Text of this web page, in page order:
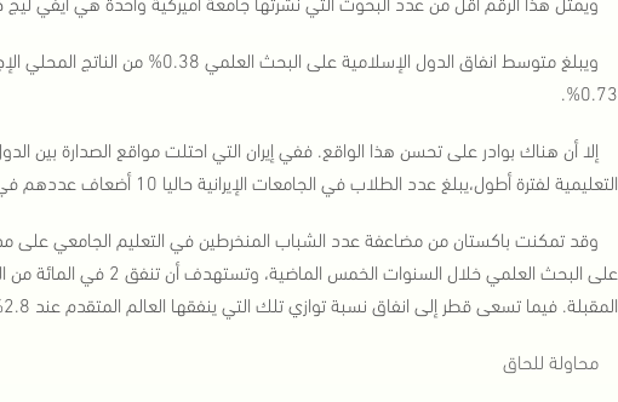
ويبلغ متوسط انفاق الدول الإسلامية على
0.73%.
إلا أن هناك بوادر على تحسن هذا الواقع. ففي إيران التي احتلت مواقع الصدارة بين
التعليمية لفترة أطول،يبلغ عدد الطلاب في الجامعات الإيرانية حاليا 10 أضعاف عددهم في 1979.
وقد تمكنت باكستان من مضاعفة عدد الشباب المنخرطين في التعليم الجامعي على
على البحث العلمي خلال
المقبلة. فيما تسعى قطر إلى انفاق نسبة توازي تلك التي ينفقها العالم المتقدم عند 2.8%.
محاولة للحاق